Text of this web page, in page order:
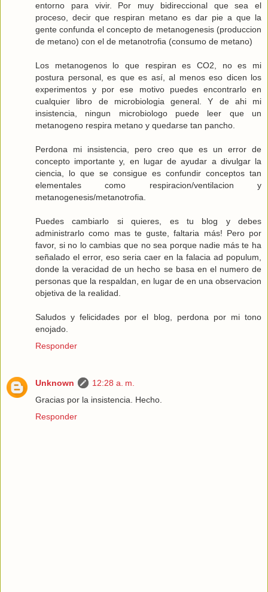
entorno para vivir. Por muy bidireccional que sea el
proceso, decir que respiran metano es dar pie a que la
gente confunda el concepto de metanogenesis (produccion
de metano) con el de metanotrofia (consumo de metano)
Los metanogenos lo que respiran es CO2, no es mi
postura personal, es que es así, al menos eso dicen los
experimentos y por ese motivo puedes encontrarlo en
cualquier libro de microbiologia general. Y de ahi mi
insistencia, ningun microbiologo puede leer que un
metanogeno respira metano y quedarse tan pancho.
Perdona mi insistencia, pero creo que es un error de
concepto importante y, en lugar de ayudar a divulgar la
ciencia, lo que se consigue es confundir conceptos tan
elementales como respiracion/ventilacion y
metanogenesis/metanotrofia.
Puedes cambiarlo si quieres, es tu blog y debes
administrarlo como mas te guste, faltaria más! Pero por
favor, si no lo cambias que no sea porque nadie más te ha
señalado el error, eso seria caer en la falacia ad populum,
donde la veracidad de un hecho se basa en el numero de
personas que la respaldan, en lugar de en una observacion
objetiva de la realidad.
Saludos y felicidades por el blog, perdona por mi tono
enojado.
Responder
Unknown
12:28 a. m.
Gracias por la insistencia. Hecho.
Responder